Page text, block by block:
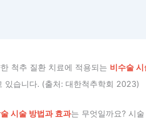
척추 질환 치료에 적용되는 비수술 시
있습니다. (출처: 대한척추학회 2023)
시술 방법과 효과는 무엇일까요? 시